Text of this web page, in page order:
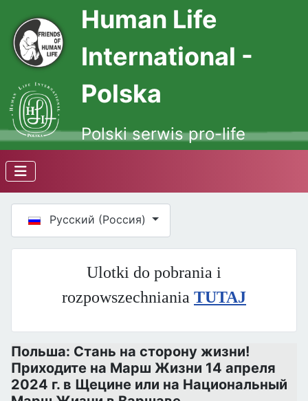
Human Life
International -
Polska
Polski serwis pro-life
Русский (Россия)
Ulotki do pobrania i
rozpowszechniania TUTAJ
Польша: Стань на сторону жизни!
Приходите на Марш Жизни 14 апреля
2024 г. в Щецине или на Национальный